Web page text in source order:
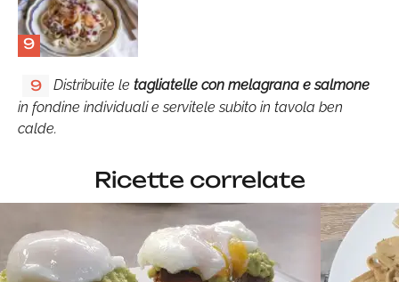
9
9 Distribuite le tagliatelle con melagrana e salmone
in fondine individuali e servitele subito in tavola ben
calde.
Ricette correlate